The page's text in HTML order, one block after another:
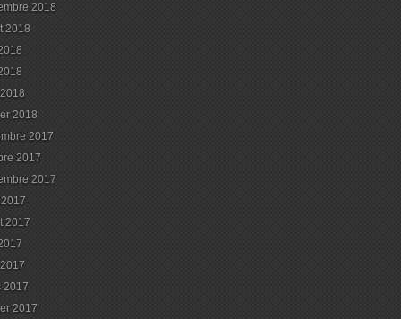
2018
2018
2018
2017
2017
2017
2017
2017
2017